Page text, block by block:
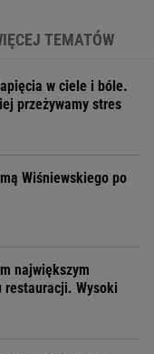
TEMATÓW
w ciele i bóle.
przeżywamy stres
Wiśniewskiego po
największym
restauracji. Wysoki